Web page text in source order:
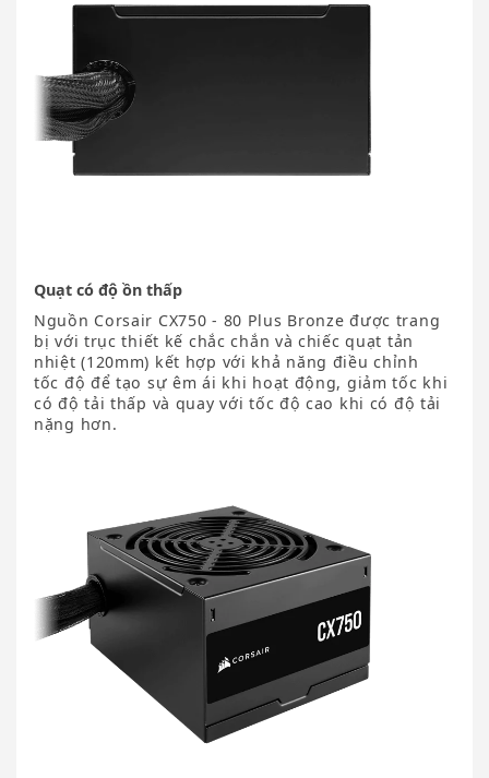
Quạt có độ ồn thấp
Nguồn Corsair CX750 - 80 Plus Bronze được trang
bị với trục thiết kế chắc chắn và chiếc quạt tản
nhiệt (120mm) kết hợp với khả năng điều chỉnh
tốc độ để tạo sự êm ái khi hoạt động, giảm tốc khi
có độ tải thấp và quay với tốc độ cao khi có độ tải
nặng hơn.